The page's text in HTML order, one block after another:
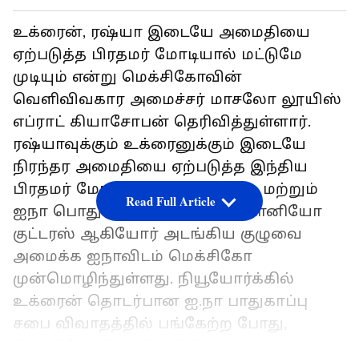
உக்ரைன், ரஷ்யா இடையே அமைதியை
ஏற்படுத்த பிரதமர் மோடியால் மட்டுமே
முடியும் என்று மெக்சிகோவின்
வெளிவிவகார அமைச்சர் மாசலோ லூயிஸ்
எப்ராட் கியாசோபன் தெரிவித்துள்ளார்.
ரஷ்யாவுக்கும் உக்ரைனுக்கும் இடையே
நிரந்தர அமைதியை ஏற்படுத்த இந்திய
பிரதமர் மோடி, போப் பிரான்சிஸ் மற்றும்
ஐநா பொதுச்செயலாளர் அன்டோனியோ
குட்டரஸ் ஆகியோர் அடங்கிய குழுவை
அமைக்க ஐநாவிடம் மெக்சிகோ
முன்மொழிந்துள்ளது. நியூயோர்க்கில்
உக்ரைன் தொடர்பான ஐ.நா பாதுகாப்பு
சபை விவாதத்தில் பங்கேற்ற போது,
Read Full Article